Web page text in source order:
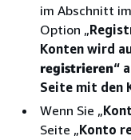
im Abschnitt
Option „
Konten wird
registrieren“
Seite mit den
Wenn Sie „
Seite „Konto